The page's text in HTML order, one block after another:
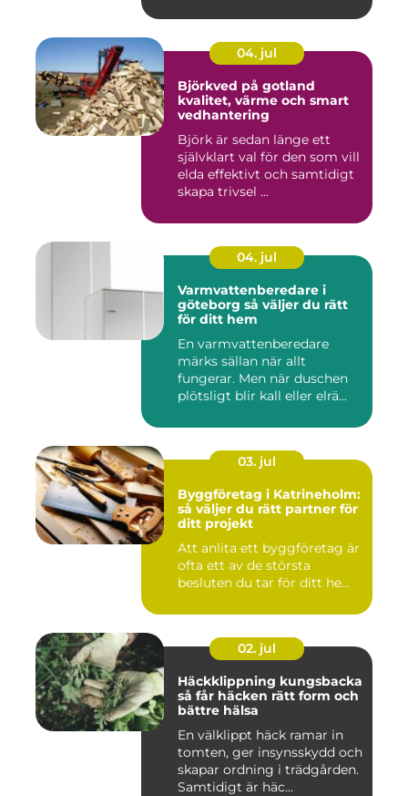
04. jul
Björkved på gotland
kvalitet, värme och smart
vedhantering
Björk är sedan länge ett
självklart val för den som vill
elda effektivt och samtidigt
skapa trivsel ...
04. jul
Varmvattenberedare i
göteborg så väljer du rätt
för ditt hem
En varmvattenberedare
märks sällan när allt
fungerar. Men när duschen
plötsligt blir kall eller elrä...
03. jul
Byggföretag i Katrineholm:
så väljer du rätt partner för
ditt projekt
Att anlita ett byggföretag är
ofta ett av de största
besluten du tar för ditt he...
02. jul
Häckklippning kungsbacka
så får häcken rätt form och
bättre hälsa
En välklippt häck ramar in
tomten, ger insynsskydd och
skapar ordning i trädgården.
Samtidigt är häc...